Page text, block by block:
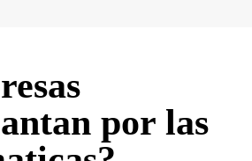
por las